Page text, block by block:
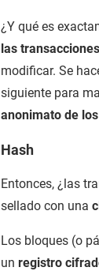
¿Y qué es
las transacciones
modificar. Se
siguiente para
anonimato de
Hash
Entonces, ¿las
sellado con una
Los bloques (o
un registro